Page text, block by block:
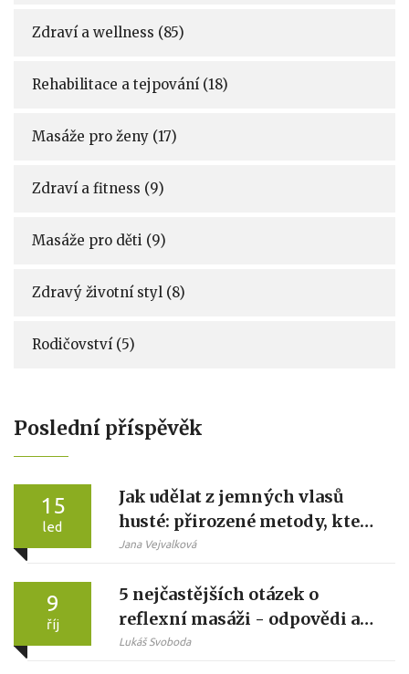
Zdraví a wellness (85)
Rehabilitace a tejpování (18)
Masáže pro ženy (17)
Zdraví a fitness (9)
Masáže pro děti (9)
Zdravý životní styl (8)
Rodičovství (5)
Poslední příspěvěk
15
led
Jak udělat z jemných vlasů
husté: přirozené metody, které
skutečně fungují
Jana Vejvalková
9
říj
5 nejčastějších otázek o
reflexní masáži - odpovědi a
tipy
Lukáš Svoboda